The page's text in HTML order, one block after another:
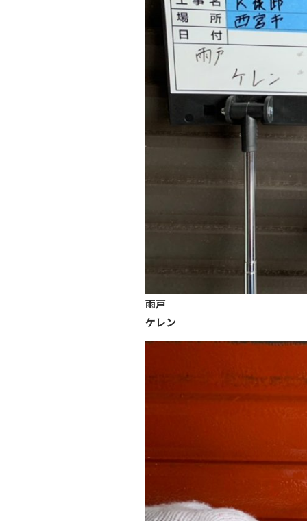
雨戸
ケレン